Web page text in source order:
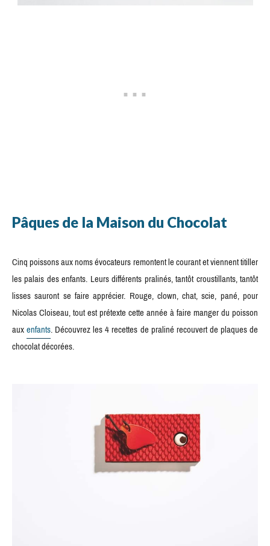
Pâques de la Maison du Chocolat
Cinq poissons aux noms évocateurs remontent le courant et viennent titiller
les palais des enfants. Leurs différents pralinés, tantôt croustillants, tantôt
lisses sauront se faire apprécier. Rouge, clown, chat, scie, pané, pour
Nicolas Cloiseau, tout est prétexte cette année à faire manger du poisson
auxenfants. Découvrez les 4 recettes de praliné recouvert de plaques de
chocolat décorées.